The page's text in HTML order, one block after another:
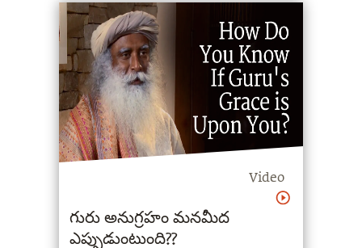
Video
గురు అనుగ్రహం మనమీద
ఎప్పుడుంటుంది??